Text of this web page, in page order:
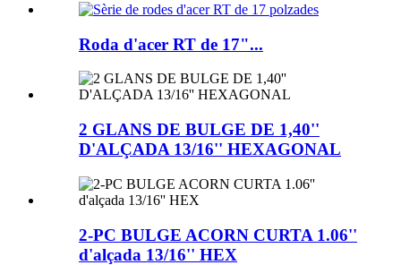
Roda d'acer RT de 17"...
2 GLANS DE BULGE DE 1,40''
D'ALÇADA 13/16'' HEXAGONAL
2-PC BULGE ACORN CURTA 1.06''
d'alçada 13/16'' HEX